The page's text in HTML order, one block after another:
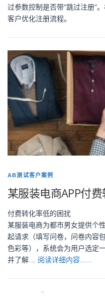
过参数控制是否带"跳过注册"
客户优化注册流程。
AB测试客户案例
某服装电商APP付
付费转化率低的困扰
某服装电商为都市男女提供个
起请求（填写问卷，问卷内容
色彩等），系统会为用户选定
并了解… 阅读详细内容......